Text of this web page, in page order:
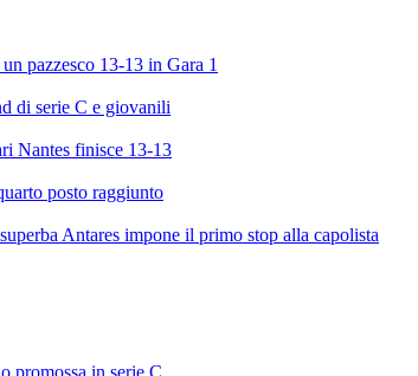
pazzesco 13-13 in Gara 1
di serie C e giovanili
Nantes finisce 13-13
posto raggiunto
Antares impone il primo stop alla capolista